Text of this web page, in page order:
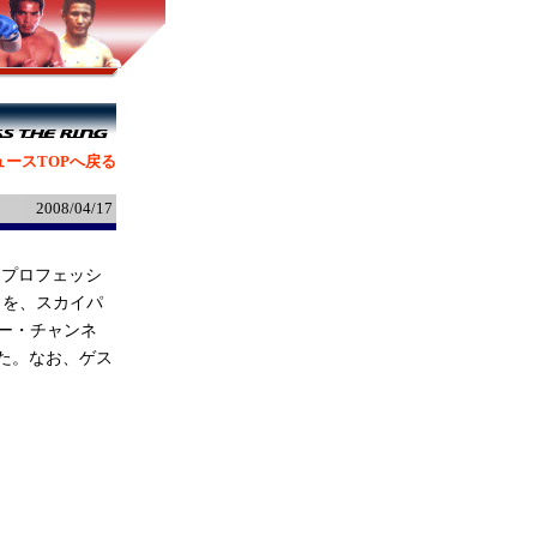
スTOPへ戻る
2008/04/17
ロフェッシ
、 スカイパ
・チャンネ
。なお、ゲス